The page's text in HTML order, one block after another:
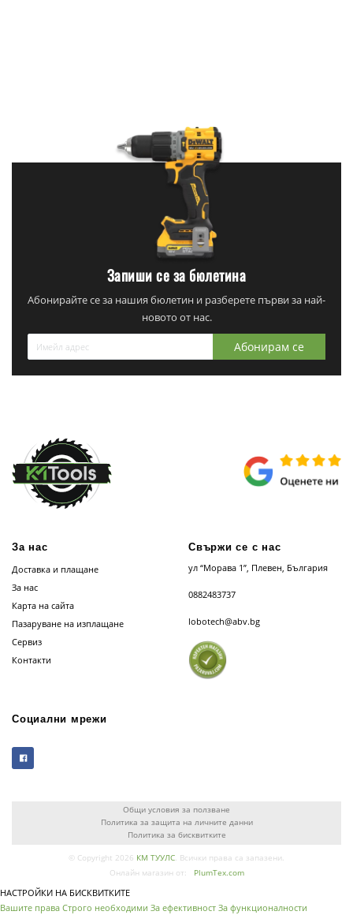
Запиши се за бюлетина
Абонирайте се за нашия бюлетин и разберете първи за най-
новото от нас.
Абонирам се
За нас
Доставка и плащане
За нас
Карта на сайта
Пазаруване на изплащане
Сервиз
Контакти
Свържи се с нас
ул “Морава 1”, Плевен, България
0882483737
lobotech@abv.bg
Социални мрежи
Общи условия за ползване
Политика за защита на личните данни
Политика за бисквитките
© Copyright 2026 КМ ТУУЛС. Всички права са запазени.
Онлайн магазин от:
PlumTex.com
НАСТРОЙКИ НА БИСКВИТКИТЕ
Вашите права Строго необходими За ефективност За функционалности